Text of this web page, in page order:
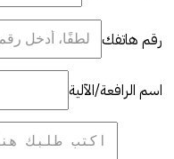
رقم هاتفك
اسم الرافعة/الآلية